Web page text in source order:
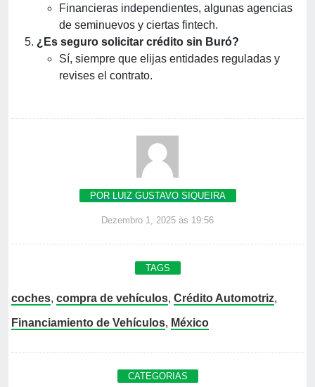
Financieras independientes, algunas agencias
de seminuevos y ciertas fintech.
¿Es seguro solicitar crédito sin Buró?
Sí, siempre que elijas entidades reguladas y
revises el contrato.
POR LUIZ GUSTAVO SIQUEIRA
Dezembro 1, 2025 às 19:56
TAGS
coches, compra de vehículos, Crédito Automotriz,
Financiamiento de Vehículos, México
CATEGORIAS